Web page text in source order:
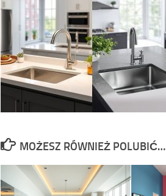
MOŻESZ RÓWNIEŻ POLUBIĆ…